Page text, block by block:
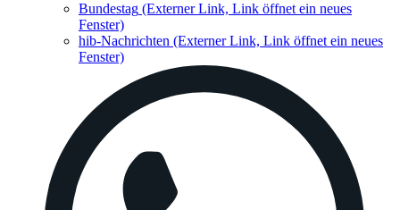
Bundestag (Externer Link, Link öffnet ein neues
Fenster)
hib-Nachrichten (Externer Link, Link öffnet ein neues
Fenster)